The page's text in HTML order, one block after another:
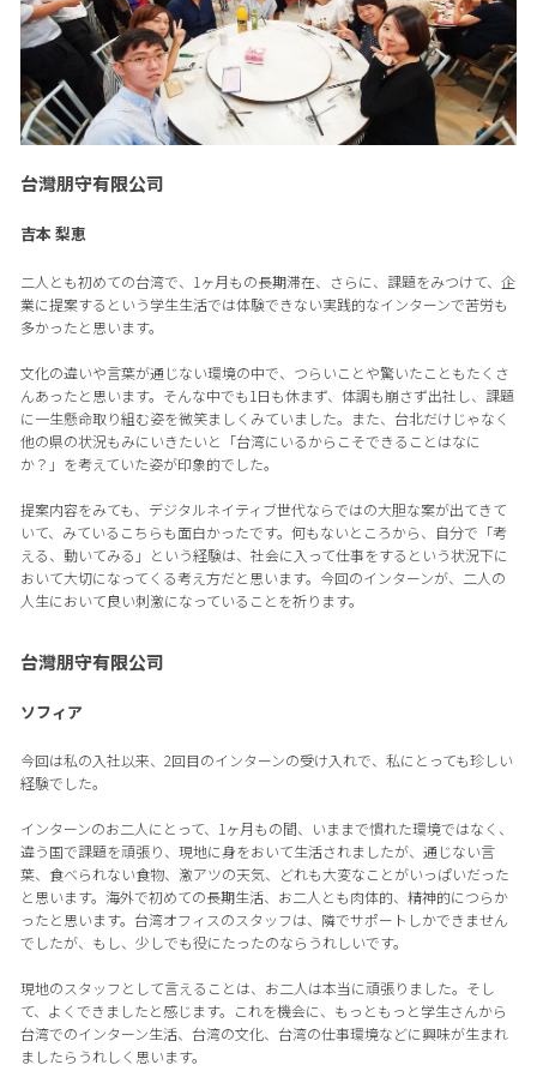
台灣朋守有限公司
吉本 梨恵
二人とも初めての台湾で、1ヶ月もの長期滞在、さらに、課題をみつけて、企
業に提案するという学生生活では体験できない実践的なインターンで苦労も
多かったと思います。
文化の違いや言葉が通じない環境の中で、つらいことや驚いたこともたくさ
んあったと思います。そんな中でも1日も休まず、体調も崩さず出社し、課題
に一生懸命取り組む姿を微笑ましくみていました。また、台北だけじゃなく
他の県の状況もみにいきたいと「台湾にいるからこそできることはなに
か？」を考えていた姿が印象的でした。
提案内容をみても、デジタルネイティブ世代ならではの大胆な案が出てきて
いて、みているこちらも面白かったです。何もないところから、自分で「考
える、動いてみる」という経験は、社会に入って仕事をするという状況下に
おいて大切になってくる考え方だと思います。今回のインターンが、二人の
人生において良い刺激になっていることを祈ります。
台灣朋守有限公司
ソフィア
今回は私の入社以来、2回目のインターンの受け入れで、私にとっても珍しい
経験でした。
インターンのお二人にとって、1ヶ月もの間、いままで慣れた環境ではなく、
違う国で課題を頑張り、現地に身をおいて生活されましたが、通じない言
葉、食べられない食物、激アツの天気、どれも大変なことがいっぱいだった
と思います。海外で初めての長期生活、お二人とも肉体的、精神的につらか
ったと思います。台湾オフィスのスタッフは、隣でサポートしかできません
でしたが、もし、少しでも役にたったのならうれしいです。
現地のスタッフとして言えることは、お二人は本当に頑張りました。そし
て、よくできましたと感じます。これを機会に、もっともっと学生さんから
台湾でのインターン生活、台湾の文化、台湾の仕事環境などに興味が生まれ
ましたらうれしく思います。